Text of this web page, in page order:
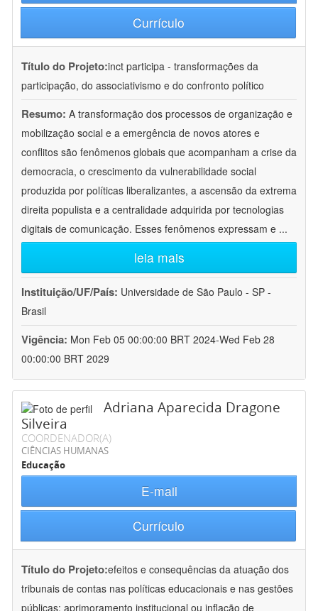
Currículo
Título do Projeto:inct participa - transformações da
participação, do associativismo e do confronto político
Resumo: A transformação dos processos de organização e
mobilização social e a emergência de novos atores e
conflitos são fenômenos globais que acompanham a crise da
democracia, o crescimento da vulnerabilidade social
produzida por políticas liberalizantes, a ascensão da extrema
direita populista e a centralidade adquirida por tecnologias
digitais de comunicação. Esses fenômenos expressam e ...
leia mais
Instituição/UF/País: Universidade de São Paulo - SP -
Brasil
Vigência: Mon Feb 05 00:00:00 BRT 2024-Wed Feb 28
00:00:00 BRT 2029
Adriana Aparecida Dragone
Silveira
COORDENADOR(A)
CIÊNCIAS HUMANAS
Educação
E-mail
Currículo
Título do Projeto:efeitos e consequências da atuação dos
tribunais de contas nas políticas educacionais e nas gestões
públicas: aprimoramento institucional ou inflação de